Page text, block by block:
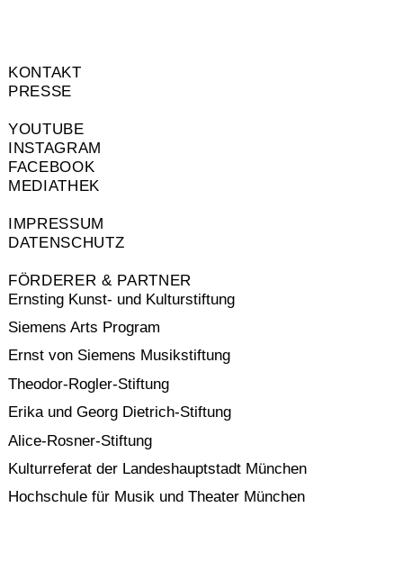
KONTAKT
PRESSE
YOUTUBE
INSTAGRAM
FACEBOOK
MEDIATHEK
IMPRESSUM
DATENSCHUTZ
FÖRDERER & PARTNER
Ernsting Kunst- und Kulturstiftung
Siemens Arts Program
Ernst von Siemens Musikstiftung
Theodor-Rogler-Stiftung
Erika und Georg Dietrich-Stiftung
Alice-Rosner-Stiftung
Kulturreferat der Landeshauptstadt München
Hochschule für Musik und Theater München